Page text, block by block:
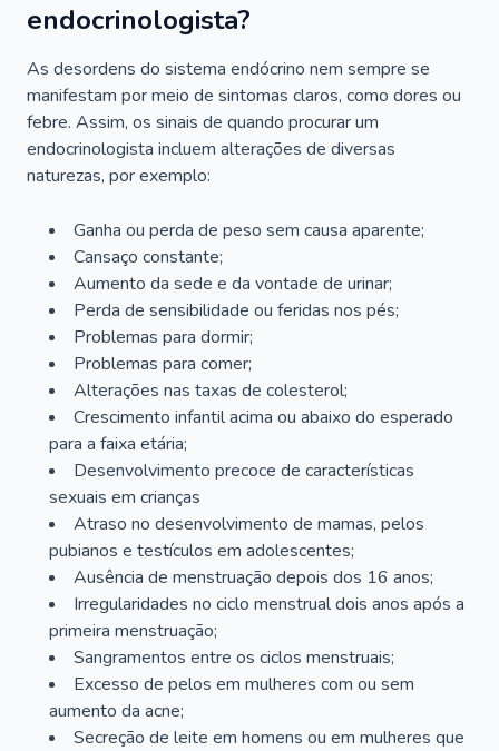
endocrinologista?
As desordens do sistema endócrino nem sempre se
manifestam por meio de sintomas claros, como dores ou
febre. Assim, os sinais de quando procurar um
endocrinologista incluem alterações de diversas
naturezas, por exemplo:
Ganha ou perda de peso sem causa aparente;
Cansaço constante;
Aumento da sede e da vontade de urinar;
Perda de sensibilidade ou feridas nos pés;
Problemas para dormir;
Problemas para comer;
Alterações nas taxas de colesterol;
Crescimento infantil acima ou abaixo do esperado
para a faixa etária;
Desenvolvimento precoce de características
sexuais em crianças
Atraso no desenvolvimento de mamas, pelos
pubianos e testículos em adolescentes;
Ausência de menstruação depois dos 16 anos;
Irregularidades no ciclo menstrual dois anos após a
primeira menstruação;
Sangramentos entre os ciclos menstruais;
Excesso de pelos em mulheres com ou sem
aumento da acne;
Secreção de leite em homens ou em mulheres que